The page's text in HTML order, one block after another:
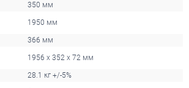
350 мм
1950 мм
366 мм
1956 x 352 x 72 мм
28.1 кг +/-5%